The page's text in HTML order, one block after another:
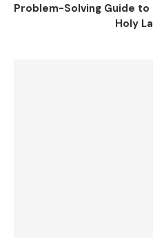
Problem-Solving Guide to
Holy